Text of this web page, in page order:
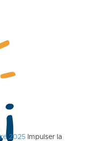
2025 Impulser la